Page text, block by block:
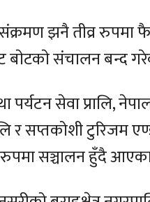
झनै तीव्र
संचालन बन्द
सेवा प्रालि, नेपाल
र सप्तकोशी टुरिजम
सञ्चालन हुँदै